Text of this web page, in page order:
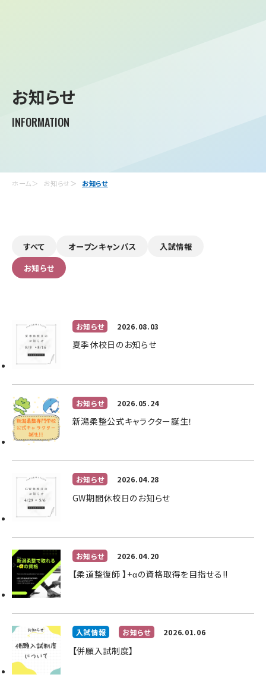
お知らせ
INFORMATION
ホーム お知らせ お知らせ
すべて オープンキャンパス
入試情報
お知らせ
お知らせ 2026.08.03
夏季休校日のお知らせ
お知らせ 2026.05.24
新潟柔整公式キャラクター誕生！
お知らせ 2026.04.28
GW期間休校日のお知らせ
お知らせ 2026.04.20
【柔道整復師 】+αの資格取得を目指せる!!
入試情報 お知らせ 2026.01.06
【併願入試制度】